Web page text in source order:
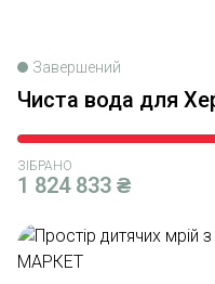
Завершений
Чиста вода для
ЗІБРАНО
1 824 833 ₴